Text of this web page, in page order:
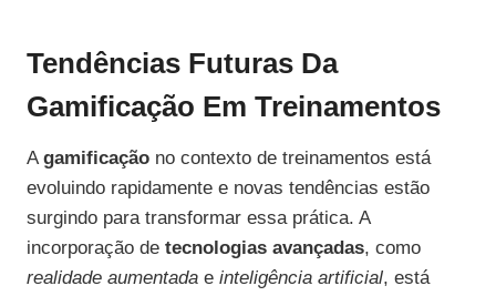
Tendências Futuras Da
Gamificação Em Treinamentos
Agamificação no contexto de treinamentos está
evoluindo rapidamente e novas tendências estão
surgindo para transformar essa prática. A
incorporação de tecnologias avançadas, como
realidade aumentada e inteligência artificial, está